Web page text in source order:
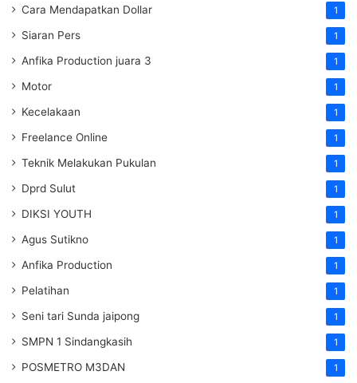
Cara Mendapatkan Dollar 1
Siaran Pers 1
Anfika Production juara 3 1
Motor 1
Kecelakaan 1
Freelance Online 1
Teknik Melakukan Pukulan 1
Dprd Sulut 1
DIKSI YOUTH 1
Agus Sutikno 1
Anfika Production 1
Pelatihan 1
Seni tari Sunda jaipong 1
SMPN 1 Sindangkasih 1
POSMETRO M3DAN 1